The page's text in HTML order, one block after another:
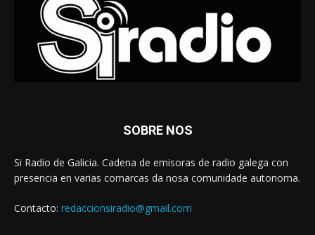
SOBRE NOS
Si Radio de Galicia. Cadena de emisoras de radio galega con
presencia en varias comarcas da nosa comunidade autonoma.
Contacto: redaccionsiradio@gmail.com